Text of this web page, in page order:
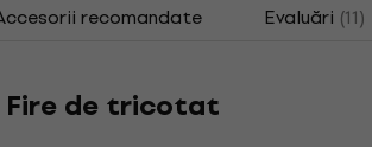
recomandate Evaluări (11)
Fire de tricotat